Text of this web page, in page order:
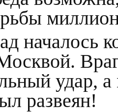
началось
удар,
развеян!